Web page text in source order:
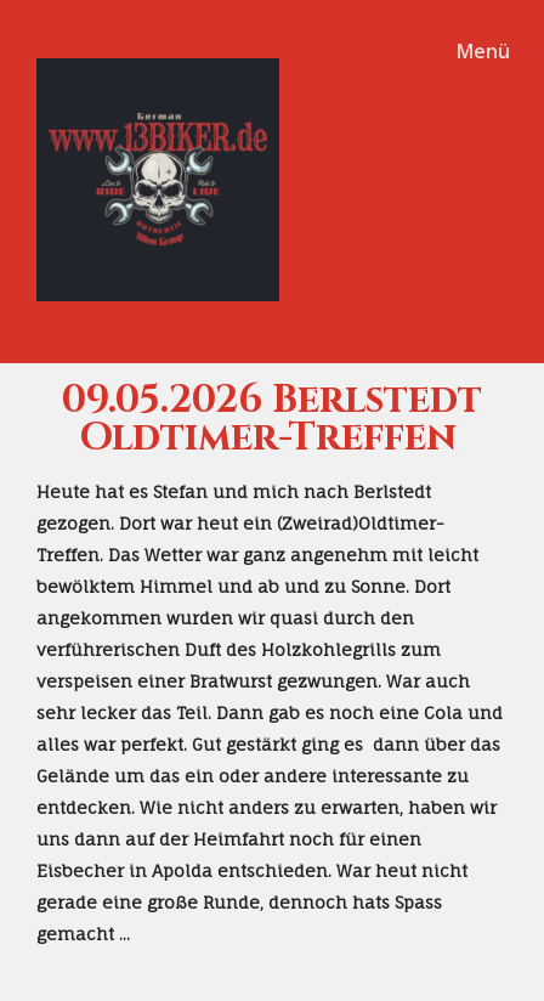
Menü
09.05.2026 Berlstedt
Oldtimer-Treffen
Heute hat es Stefan und mich nach Berlstedt
gezogen. Dort war heut ein (Zweirad)Oldtimer-
Treffen. Das Wetter war ganz angenehm mit leicht
bewölktem Himmel und ab und zu Sonne. Dort
angekommen wurden wir quasi durch den
verführerischen Duft des Holzkohlegrills zum
verspeisen einer Bratwurst gezwungen. War auch
sehr lecker das Teil. Dann gab es noch eine Cola und
alles war perfekt. Gut gestärkt ging es dann über das
Gelände um das ein oder andere interessante zu
entdecken. Wie nicht anders zu erwarten, haben wir
uns dann auf der Heimfahrt noch für einen
Eisbecher in Apolda entschieden. War heut nicht
gerade eine große Runde, dennoch hats Spass
gemacht ...